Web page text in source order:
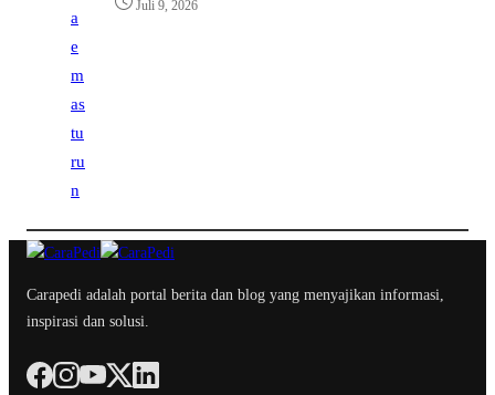
Juli 9, 2026
Carapedi adalah portal berita dan blog yang menyajikan informasi,
inspirasi dan solusi.